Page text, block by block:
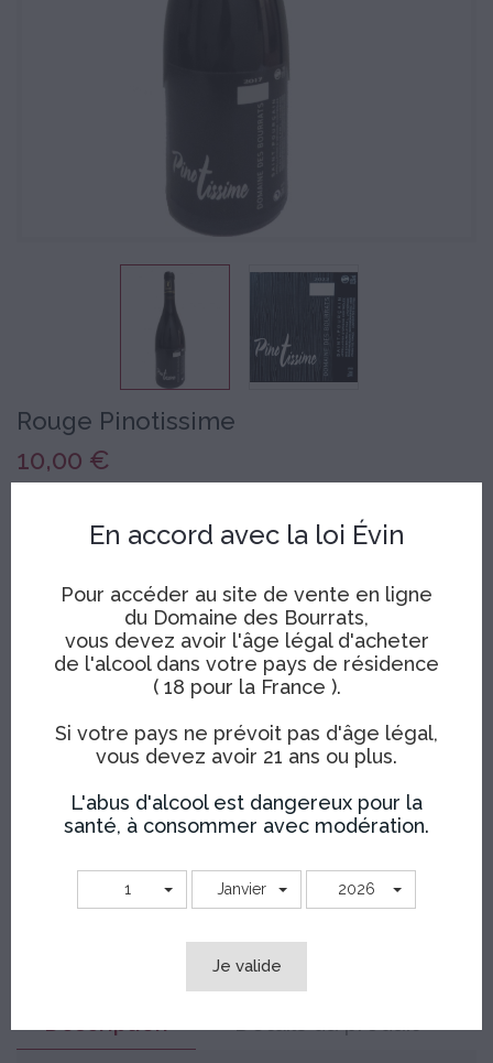
Rouge Pinotissime
10,00 €
Dégustation: sous une robe sombre se dévoile un
bouquet de fruits cuits où domine le pruneau.
L’attaque franche déroule d’une manière équilibrée et
souple des tanins soyeux.
Prix départ cave
AJOUTER AU PANIER
Partager
Certificat SSL
Description Détails du produit
En accord avec la loi Évin
Pour accéder au site de vente en ligne
du Domaine des Bourrats,
vous devez avoir l'âge légal d'acheter
de l'alcool dans votre pays de résidence
( 18 pour la France ).
Si votre pays ne prévoit pas d'âge légal,
vous devez avoir 21 ans ou plus.
L'abus d'alcool est dangereux pour la
santé, à consommer avec modération.
1 Janvier 2026
Je valide